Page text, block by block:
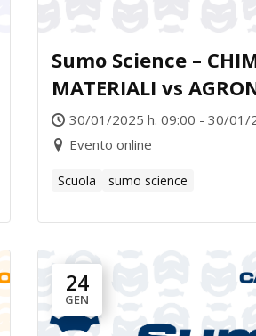
Sumo Science –
MATERIALI vs
30/01/2025 h. 09:00 - 30/01/
Evento online
Scuola sumo science
24
GEN